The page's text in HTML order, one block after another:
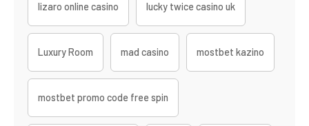
lizaro online casino lucky twice casino uk
Luxury Room mad casino mostbet kazino
mostbet promo code free spin